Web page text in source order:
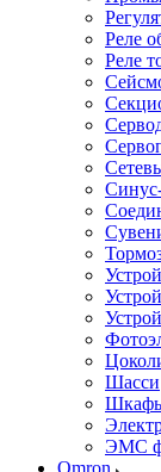
Реле
Реле
Шасси
Шкафы
ЭМС
Omron